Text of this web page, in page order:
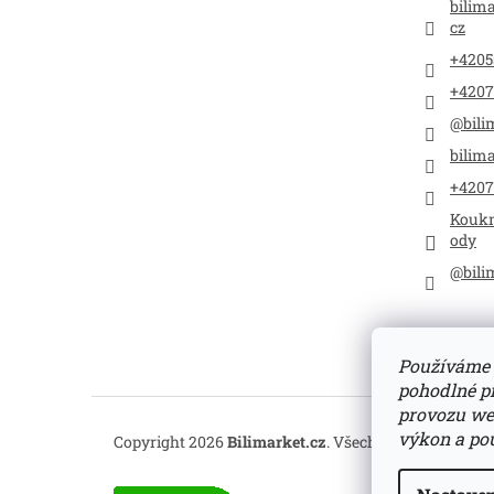
pohodlné
provozu
výkon a
cz
ody
Copyright 2026Bilimarket.cz. Všechna práva